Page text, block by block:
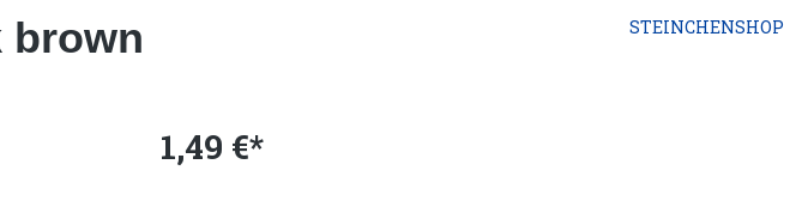
brown STEINCHENSHOP
1,49 €*